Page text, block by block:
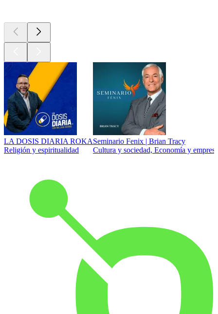
LA DOSIS DIARIA ROKA
Religión y espiritualidad
Seminario Fenix | Brian Tracy
Cultura y sociedad, Economía y